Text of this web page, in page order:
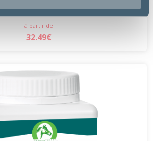
à partir de
32.49€